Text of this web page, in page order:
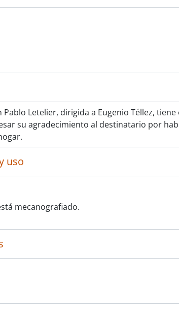
Pablo Letelier, dirigida a Eugenio Téllez, tiene
su agradecimiento al destinatario por
uso
mecanografiado.